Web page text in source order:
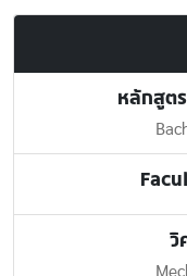
หลักสูต
วิ